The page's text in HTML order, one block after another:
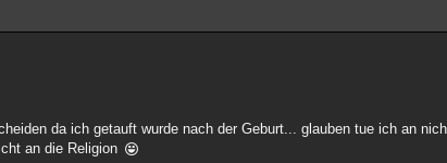
da ich getauft wurde nach der Geburt... glauben tue ich an
an die Religion